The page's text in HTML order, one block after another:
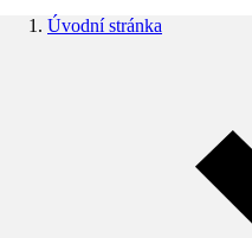
Úvodní stránka